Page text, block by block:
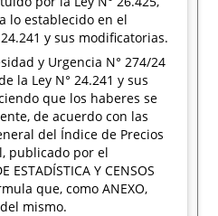
lo establecido en el
y sus modificatorias.
y Urgencia N° 274/24
la Ley N° 24.241 y sus
que los haberes se
de acuerdo con las
del Índice de Precios
publicado por el
ESTADÍSTICA Y CENSOS
que, como ANEXO,
mismo.